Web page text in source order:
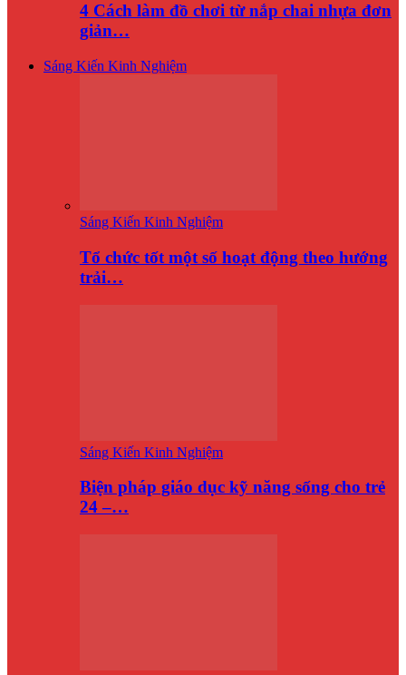
4 Cách làm đồ chơi từ nắp chai nhựa đơn
giản…
Sáng Kiến Kinh Nghiệm
Sáng Kiến Kinh Nghiệm
Tổ chức tốt một số hoạt động theo hướng
trải…
Sáng Kiến Kinh Nghiệm
Biện pháp giáo dục kỹ năng sống cho trẻ
24 –…